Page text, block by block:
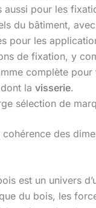
pour les
du bâtiment,
pour les
de fixation, y
complète pour
la visserie.
sélection de
cohérence des
est un univers
du bois, les